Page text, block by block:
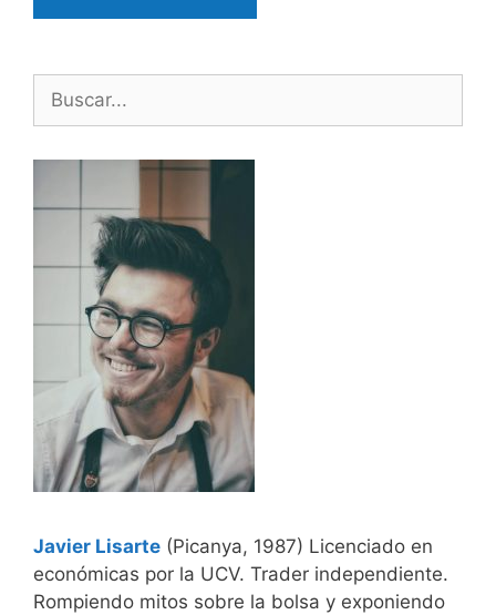
Buscar:
Javier Lisarte (Picanya, 1987) Licenciado en
económicas por la UCV. Trader independiente.
Rompiendo mitos sobre la bolsa y exponiendo